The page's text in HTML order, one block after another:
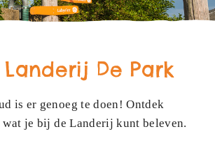
De Park
is er genoeg te doen! Ontdek
je bij de Landerij kunt beleven.